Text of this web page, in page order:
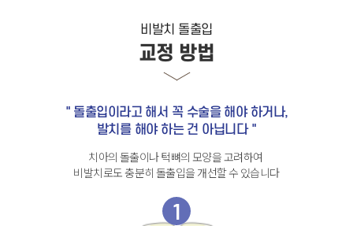
비발치 돌출입
교정 방법
" 돌출입이라고 해서 꼭 수술을 해야 하거나,
발치를 해야 하는 건 아닙니다 "
치아의 돌출이나 턱뼈의 모양을 고려하여
비발치로도 충분히 돌출입을 개선할 수 있습니다
1